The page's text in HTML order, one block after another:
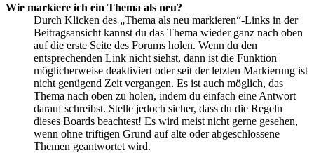
Wie markiere ich ein Thema als neu?
Durch Klicken des „Thema als neu markieren“-Links in der
Beitragsansicht kannst du das Thema wieder ganz nach oben
auf die erste Seite des Forums holen. Wenn du den
entsprechenden Link nicht siehst, dann ist die Funktion
möglicherweise deaktiviert oder seit der letzten Markierung ist
nicht genügend Zeit vergangen. Es ist auch möglich, das
Thema nach oben zu holen, indem du einfach eine Antwort
darauf schreibst. Stelle jedoch sicher, dass du die Regeln
dieses Boards beachtest! Es wird meist nicht gerne gesehen,
wenn ohne triftigen Grund auf alte oder abgeschlossene
Themen geantwortet wird.